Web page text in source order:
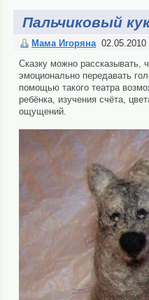
Пальчиковый
Мама Игоряна 02.05.2010
Сказку можно рассказывать,
эмоционально передавать
помощью такого театра
ребёнка, изучения счёта,
ощущений.